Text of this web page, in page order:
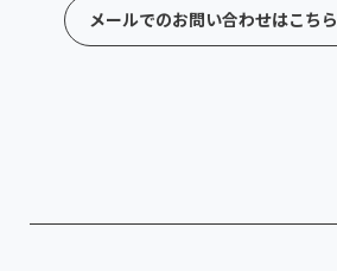
メールでのお問い合わせはこちら